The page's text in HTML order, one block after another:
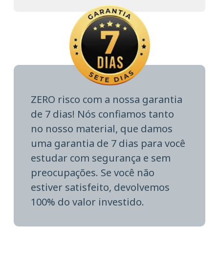
ZERO risco com a nossa garantia
de 7 dias! Nós confiamos tanto
no nosso material, que damos
uma garantia de 7 dias para você
estudar com segurança e sem
preocupações. Se você não
estiver satisfeito, devolvemos
100% do valor investido.